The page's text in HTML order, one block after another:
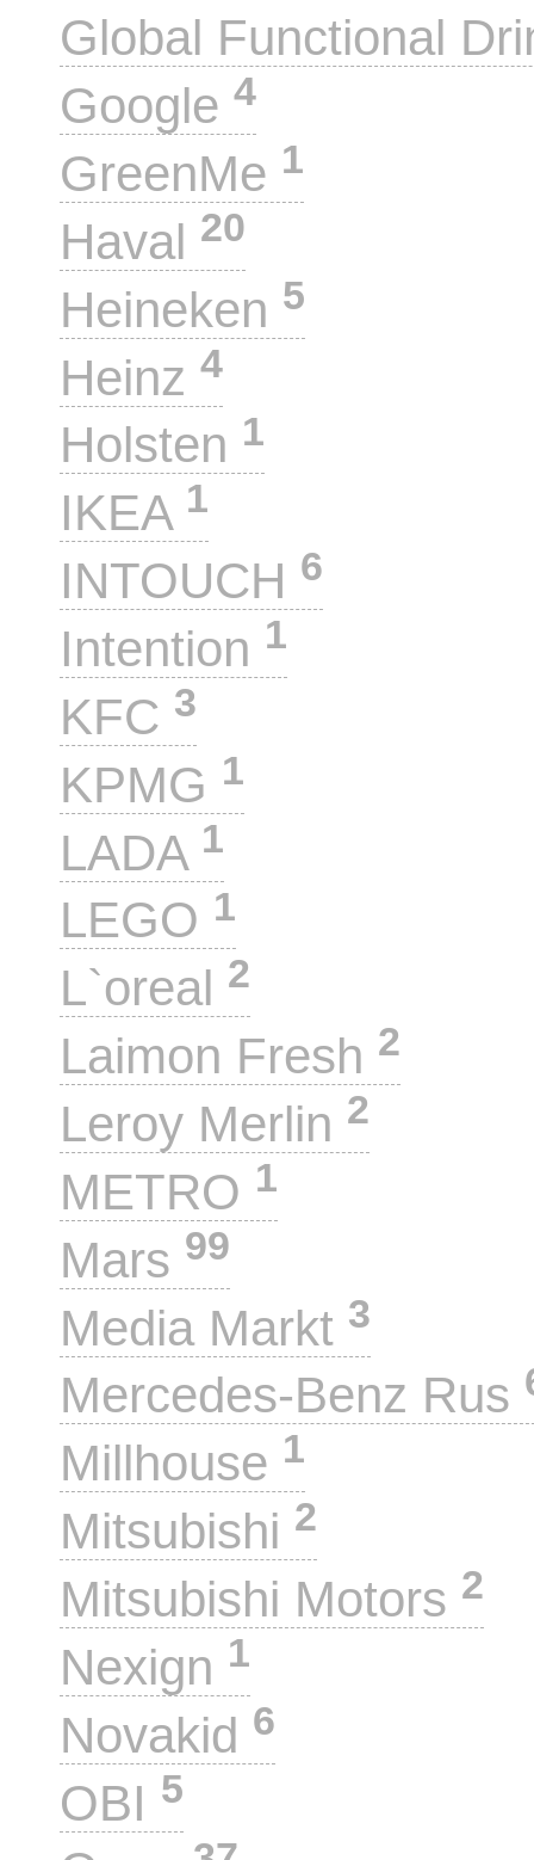
Global Functional
Google 4
GreenMe 1
Haval 20
Heineken 5
Heinz 4
Holsten 1
IKEA 1
INTOUCH 6
Intention 1
KFC 3
KPMG 1
LADA 1
LEGO 1
L`oreal 2
Laimon Fresh 2
Leroy Merlin 2
METRO 1
Mars 99
Media Markt 3
Mercedes-Benz Rus
Millhouse 1
Mitsubishi 2
Mitsubishi Motors 2
Nexign 1
Novakid 6
OBI 5